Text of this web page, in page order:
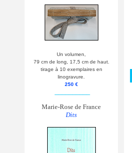
Un volumen,
79 cm de long, 17,5 cm de haut.
tirage à 10 exemplaires en
linogravure.
250 €
Marie-Rose de France
Dits